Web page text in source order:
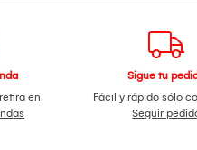
en
Sigue tu
Fácil y rápido sólo
Seguir